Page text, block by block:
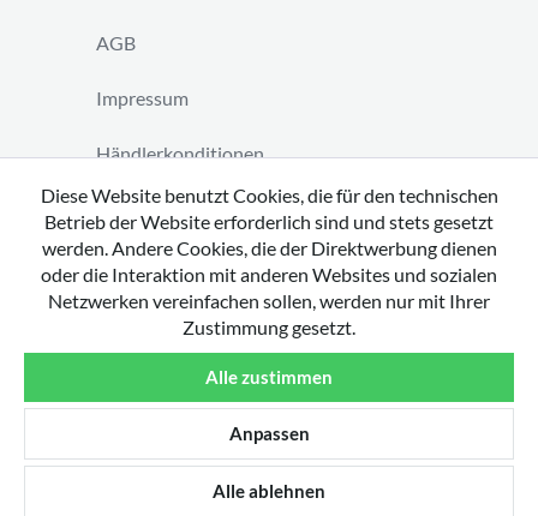
AGB
Impressum
Händlerkonditionen
Vertrag widerrufen
Copyright 2026 by tavato GmbH
Diese Website benutzt Cookies, die für den technischen
Betrieb der Website erforderlich sind und stets gesetzt
werden. Andere Cookies, die der Direktwerbung dienen
oder die Interaktion mit anderen Websites und sozialen
Netzwerken vereinfachen sollen, werden nur mit Ihrer
Zustimmung gesetzt.